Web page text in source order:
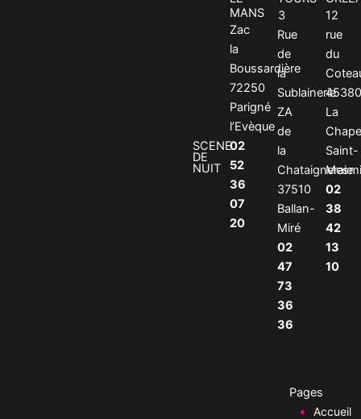
SCENE
DE
NUIT
MANS
Zac
la
Boussardière
72250
Parigné
l’Evèque
02
52
36
07
20
3
Rue
de
la
Sublainerie
ZA
de
la
Chataigneraie
37510
Ballan-
Miré
02
47
73
36
36
12
rue
du
45380
La
Saint-
02
38
42
13
10
Pages
Accueil